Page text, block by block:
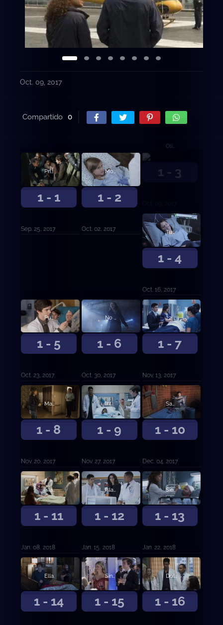
Oct. 09, 2017
Compartido 0
1 - 1
Primer paciente.
Sep. 25, 2017
1 - 2
Monte Rushmore.
Oct. 02, 2017
1 - 3
Oliver.
1 - 4
Tuberías.
Oct. 16, 2017
1 - 5
Punto tres porciento.
Oct. 23, 2017
1 - 6
No es falso.
Oct. 30, 2017
1 - 7
22 pasos.
Nov. 13, 2017
1 - 8
Manzana.
Nov. 20, 2017
1 - 9
Intangibles.
Nov. 27, 2017
1 - 10
Sacrificio.
Dec. 04, 2017
1 - 11
Islas, primera parte.
Jan. 08, 2018
1 - 12
Islas, segunda parte.
Jan. 15, 2018
1 - 13
Siete respuestas.
Jan. 22, 2018
1 - 14
Ella.
1 - 15
Sincero.
1 - 16
Dolor.